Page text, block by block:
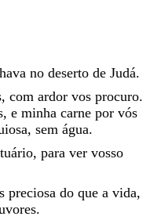
no deserto de Judá.
, com ardor vos procuro.
, e minha carne por vós
, sem água.
, para ver vosso
preciosa do que a vida,
.